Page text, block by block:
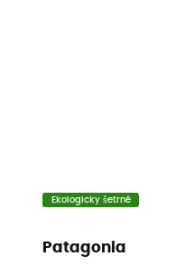
Ekologicky šetrné
Patagonia